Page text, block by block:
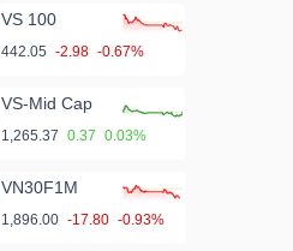
VS 100
442.05 -2.98 -0.67%
VS-Mid Cap
1,265.37 0.37 0.03%
VN30F1M
1,896.00 -17.80 -0.93%